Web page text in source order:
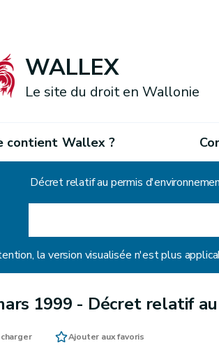
WALLEX
Le site du droit en Wallonie
contient Wallex ?
Décret relatif au permis
la version visualisée n'est plus
1999 - Décret relatif
Ajouter aux favoris